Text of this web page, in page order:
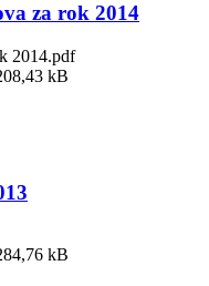
za rok 2014
2014.pdf
kB
kB